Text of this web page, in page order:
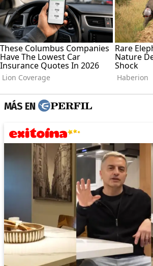
MÁS EN